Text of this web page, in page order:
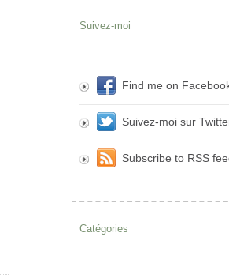
Suivez-moi
Find me on
Suivez-moi sur
Subscribe to RSS
Catégories